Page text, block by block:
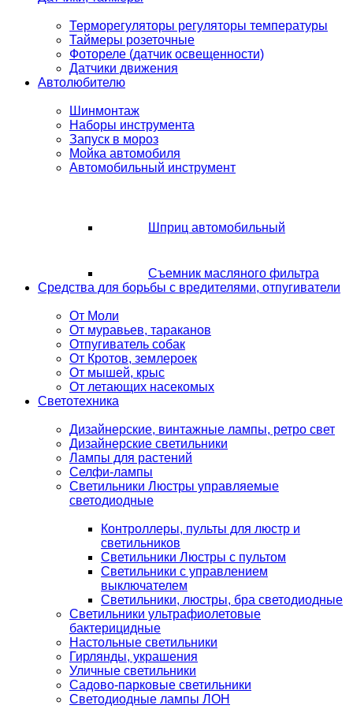
Терморегуляторы регуляторы температуры
Таймеры розеточные
Фотореле (датчик освещенности)
Датчики движения
Автолюбителю
Шинмонтаж
Наборы инструмента
Запуск в мороз
Мойка автомобиля
Автомобильный инструмент
Шприц автомобильный
Съемник масляного фильтра
Средства для борьбы с вредителями, отпугиватели
От Моли
От муравьев, тараканов
Отпугиватель собак
От Кротов, землероек
От мышей, крыс
От летающих насекомых
Светотехника
Дизайнерские, винтажные лампы, ретро свет
Дизайнерские светильники
Лампы для растений
Селфи-лампы
Светильники Люстры управляемые
светодиодные
Контроллеры, пульты для люстр и
светильников
Светильники Люстры с пультом
Светильники с управлением
выключателем
Светильники, люстры, бра светодиодные
Светильники ультрафиолетовые
бактерицидные
Настольные светильники
Гирлянды, украшения
Уличные светильники
Садово-парковые светильники
Светодиодные лампы ЛОН